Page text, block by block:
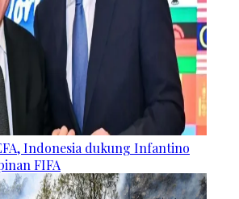
Indonesia dukung Infantino
FIFA